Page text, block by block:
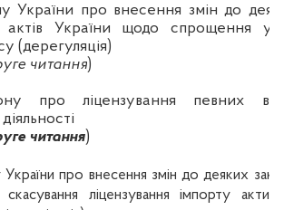
України про внесення змін до
актів України щодо спрощення
(дерегуляція)
читання)
про ліцензування певних
читання)
про внесення змін до деяких
ліцензування імпорту